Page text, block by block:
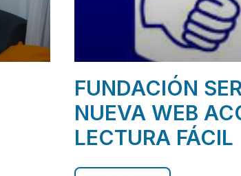
FUNDACIÓN
NUEVA WEB
LECTURA FÁCIL